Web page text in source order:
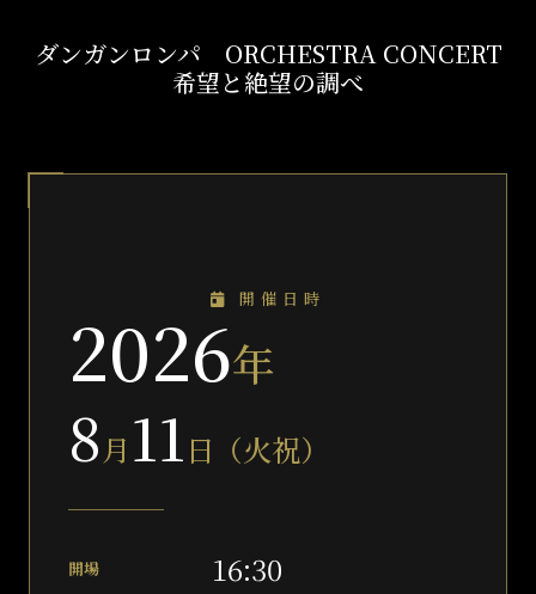
ダンガンロンパ ORCHESTRA CONCERT
希望と絶望の調べ
開催日時
2026年
8月 11 日（火祝）
開場 16:30